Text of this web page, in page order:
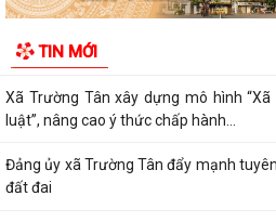
TIN MỚI
liệu dân cư.
Xã Trường Tân xây dựng mô hình
luật”, nâng cao ý thức chấp hành...
Đảng ủy xã Trường Tân đẩy mạnh
đất đai